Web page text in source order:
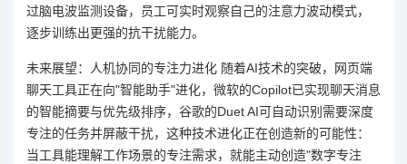
过脑电波监测设备，员工可实时观察自己的注意力波动模式，
逐步训练出更强的抗干扰能力。
未来展望：人机协同的专注力进化 随着AI技术的突破，网页端
聊天工具正在向"智能助手"进化，微软的Copilot已实现聊天消息
的智能摘要与优先级排序，谷歌的Duet AI可自动识别需要深度
专注的任务并屏蔽干扰，这种技术进化正在创造新的可能性：
当工具能理解工作场景的专注需求，就能主动创造"数字专注